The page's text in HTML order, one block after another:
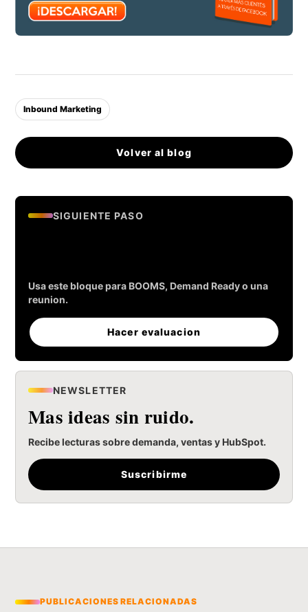
Inbound Marketing
Volver al blog
SIGUIENTE PASO
Usa este bloque para BOOMS, Demand Ready o una
reunion.
Hacer evaluacion
NEWSLETTER
Mas ideas sin ruido.
Recibe lecturas sobre demanda, ventas y HubSpot.
Suscribirme
PUBLICACIONES RELACIONADAS